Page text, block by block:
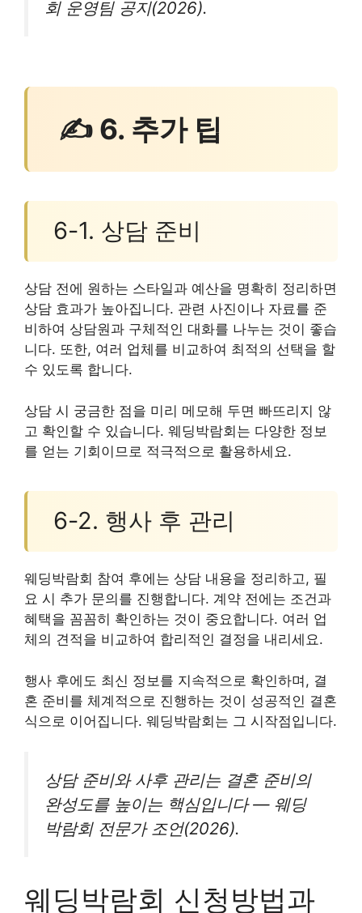
회 운영팀 공지(2026).
✍ 6. 추가 팁
6-1. 상담 준비
상담 전에 원하는 스타일과 예산을 명확히 정리하면
상담 효과가 높아집니다. 관련 사진이나 자료를 준
비하여 상담원과 구체적인 대화를 나누는 것이 좋습
니다. 또한, 여러 업체를 비교하여 최적의 선택을 할
수 있도록 합니다.
상담 시 궁금한 점을 미리 메모해 두면 빠뜨리지 않
고 확인할 수 있습니다. 웨딩박람회는 다양한 정보
를 얻는 기회이므로 적극적으로 활용하세요.
6-2. 행사 후 관리
웨딩박람회 참여 후에는 상담 내용을 정리하고, 필
요 시 추가 문의를 진행합니다. 계약 전에는 조건과
혜택을 꼼꼼히 확인하는 것이 중요합니다. 여러 업
체의 견적을 비교하여 합리적인 결정을 내리세요.
행사 후에도 최신 정보를 지속적으로 확인하며, 결
혼 준비를 체계적으로 진행하는 것이 성공적인 결혼
식으로 이어집니다. 웨딩박람회는 그 시작점입니다.
상담 준비와 사후 관리는 결혼 준비의
완성도를 높이는 핵심입니다 — 웨딩
박람회 전문가 조언(2026).
웨딩박람회 신청방법과